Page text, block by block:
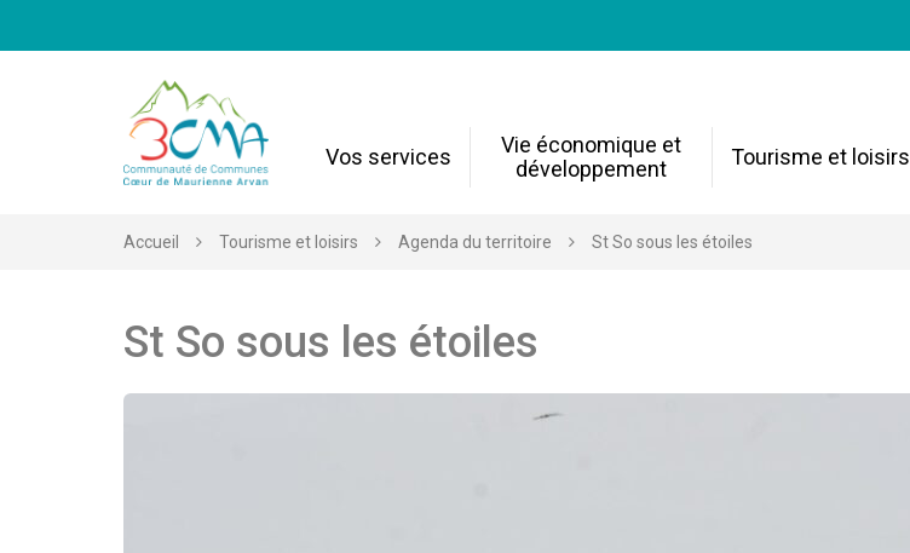
Vos services
Vie économique et
développement
Tourisme et loisirs
Accueil Tourisme et loisirs Agenda du territoire St So sous les étoiles
St So sous les étoiles